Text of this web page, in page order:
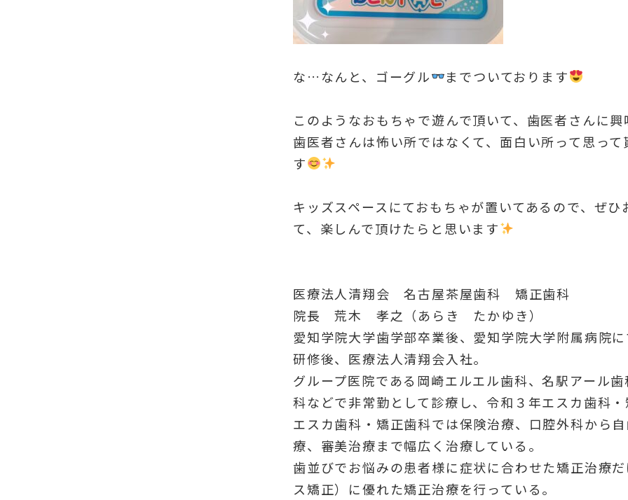
な…なんと、ゴーグル までついております
このようなおもちゃで遊んで頂いて、歯医者さんに
歯医者さんは怖い所ではなくて、面白い所って思っ
す
キッズスペースにておもちゃが置いてあるので、ぜ
て、楽しんで頂けたらと思います
医療法人清翔会 名古屋茶屋歯科 矯正歯科
院長 荒木 孝之（あらき たかゆき）
愛知学院大学歯学部卒業後、愛知学院大学附属病院に
研修後、医療法人清翔会入社。
グループ医院である岡崎エルエル歯科、名駅アール
科などで非常勤として診療し、令和３年エスカ歯科・
エスカ歯科・矯正歯科では保険治療、口腔外科から
療、審美治療まで幅広く治療している。
歯並びでお悩みの患者様に症状に合わせた矯正治療
ス矯正）に優れた矯正治療を行っている。